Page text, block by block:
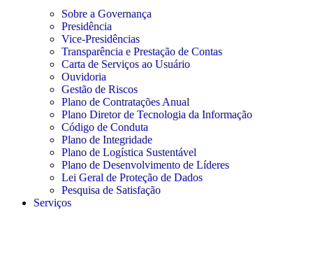
Sobre a Governança
Presidência
Vice-Presidências
Transparência e Prestação de Contas
Carta de Serviços ao Usuário
Ouvidoria
Gestão de Riscos
Plano de Contratações Anual
Plano Diretor de Tecnologia da Informação
Código de Conduta
Plano de Integridade
Plano de Logística Sustentável
Plano de Desenvolvimento de Líderes
Lei Geral de Proteção de Dados
Pesquisa de Satisfação
Serviços